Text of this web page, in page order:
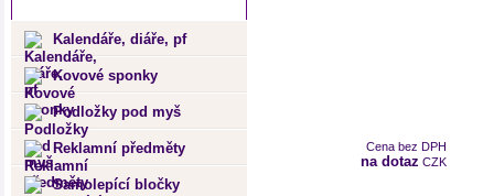
Cena bez DPH
na dotaz CZK
Kalendáře, diáře, pf
Kovové sponky
Podložky pod myš
Reklamní předměty
Samolepící bločky